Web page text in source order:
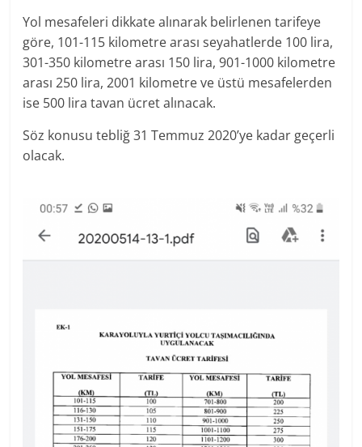
Yol mesafeleri dikkate alınarak belirlenen tarifeye
göre, 101-115 kilometre arası seyahatlerde 100 lira,
301-350 kilometre arası 150 lira, 901-1000 kilometre
arası 250 lira, 2001 kilometre ve üstü mesafelerden
ise 500 lira tavan ücret alınacak.
Söz konusu tebliğ 31 Temmuz 2020’ye kadar geçerli
olacak.